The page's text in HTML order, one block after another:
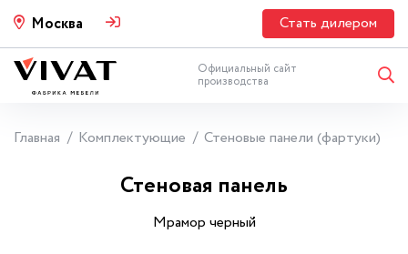
Москва Стать дилером
Официальный сайт
производства
Главная Комплектующие Стеновые панели (фартуки)
Стеновая панель
Мрамор черный